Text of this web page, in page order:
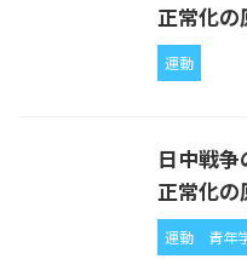
正常化の
運動
日中戦
正常化の
運動 青年